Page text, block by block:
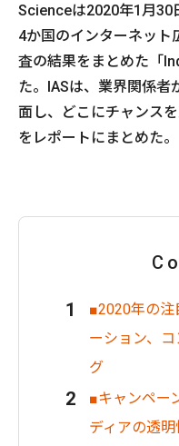
Scienceは2020年1月30
4か国のインターネット
査の結果をまとめた「
た。IASは、業界関係者
面し、どこにチャンス
をレポートにまとめた。
■2020年の注
ーション、
グ
■キャンペー
ディアの透